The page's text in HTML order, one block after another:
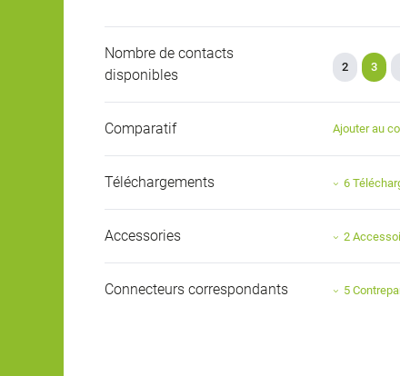
Nombre de contacts
disponibles
2 3
Comparatif Ajouter au
Téléchargements 6
Accessories 2
Connecteurs correspondants 5